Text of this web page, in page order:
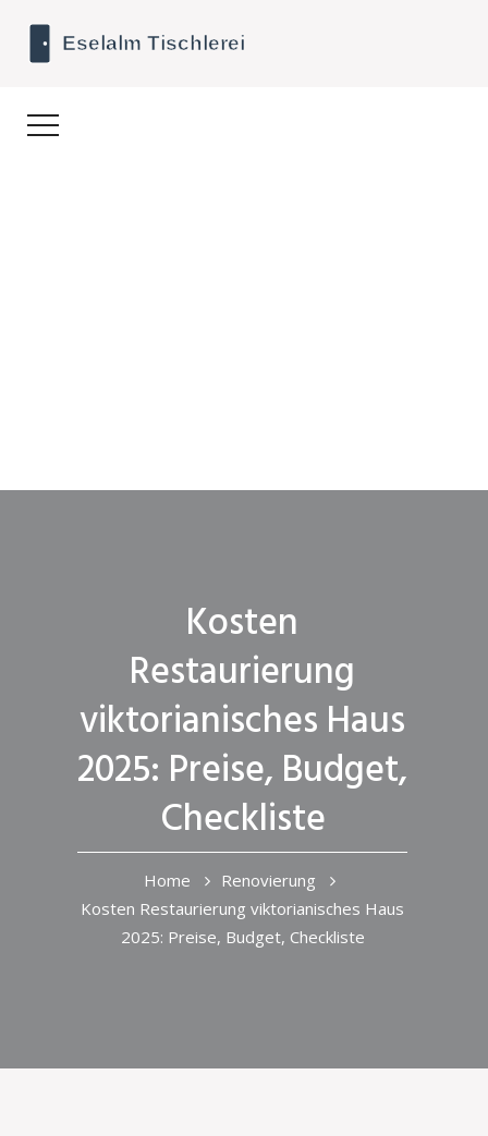
Kosten
Restaurierung
viktorianisches Haus
2025: Preise, Budget,
Checkliste
Home
Renovierung
Kosten Restaurierung viktorianisches Haus
2025: Preise, Budget, Checkliste